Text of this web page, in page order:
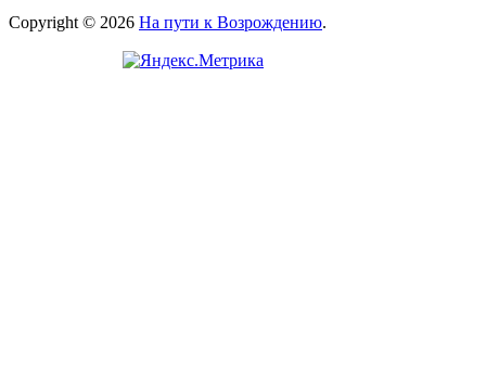
Copyright © 2026 На пути к Возрождению.